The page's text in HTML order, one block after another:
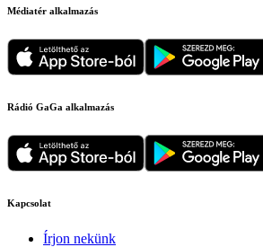
Médiatér alkalmazás
Rádió GaGa alkalmazás
Kapcsolat
Írjon nekünk